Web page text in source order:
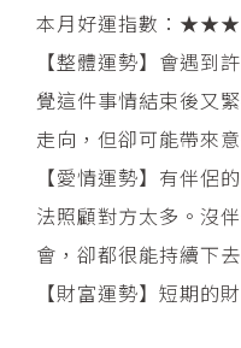
本月好運指數：
【整體運勢】會遇到
覺這件事情結束後又
走向，但卻可能帶來
【愛情運勢】有伴侶
法照顧對方太多。沒
會，卻都很能持續下去
【財富運勢】短期的